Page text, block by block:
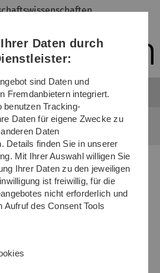
Direkt
Direkt
Direkt
(Sprache,
Drucken,
Media)
Direkt
Direkt
Reallabor-Projekt
Daten durch
sind Daten und
Fremdanbietern integriert.
benutzen Tracking-
Daten für eigene Zwecke zu
Daten
Details finden Sie in unserer
Mit Ihrer Auswahl willigen Sie
Ihrer Daten zu den jeweiligen
ist freiwillig, für die
nicht erforderlich und
Aufruf des Consent Tools